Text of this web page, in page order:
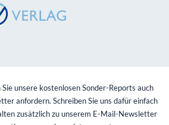
unsere kostenlosen Sonder-Reports auch
anfordern. Schreiben Sie uns dafür einfach
zusätzlich zu unserem E-Mail-Newsletter